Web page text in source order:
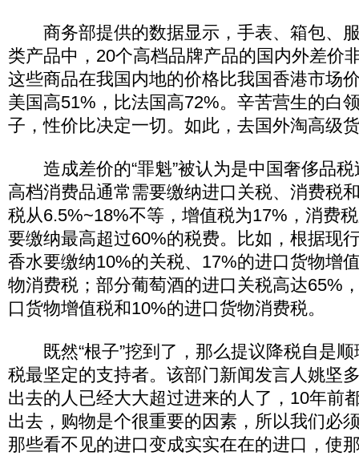
商务部提供的数据显示，手表、箱包、
类产品中，20个高档品牌产品的国内外差价
这些商品在我国内地的价格比我国香港市场
美国高51%，比法国高72%。辛苦营生的白
子，性价比决定一切。如此，去国外淘高级
造成差价的“罪魁”被认为是中国奢侈品税
高档消费品通常需要缴纳进口关税、消费税
税从6.5%~18%不等，增值税为17%，消费
要缴纳最高超过60%的税费。比如，根据现
香水要缴纳10%的关税、17%的进口货物增
物消费税；部分葡萄酒的进口关税高达65%
口货物增值税和10%的进口货物消费税。
既然“根子”挖到了，那么提议降税自是顺
税最坚定的支持者。该部门新闻发言人姚坚
出去的人已经大大超过进来的人了，10年前
出去，购物是个很重要的因素，所以我们必
那些看不见的进口变成实实在在的进口，使